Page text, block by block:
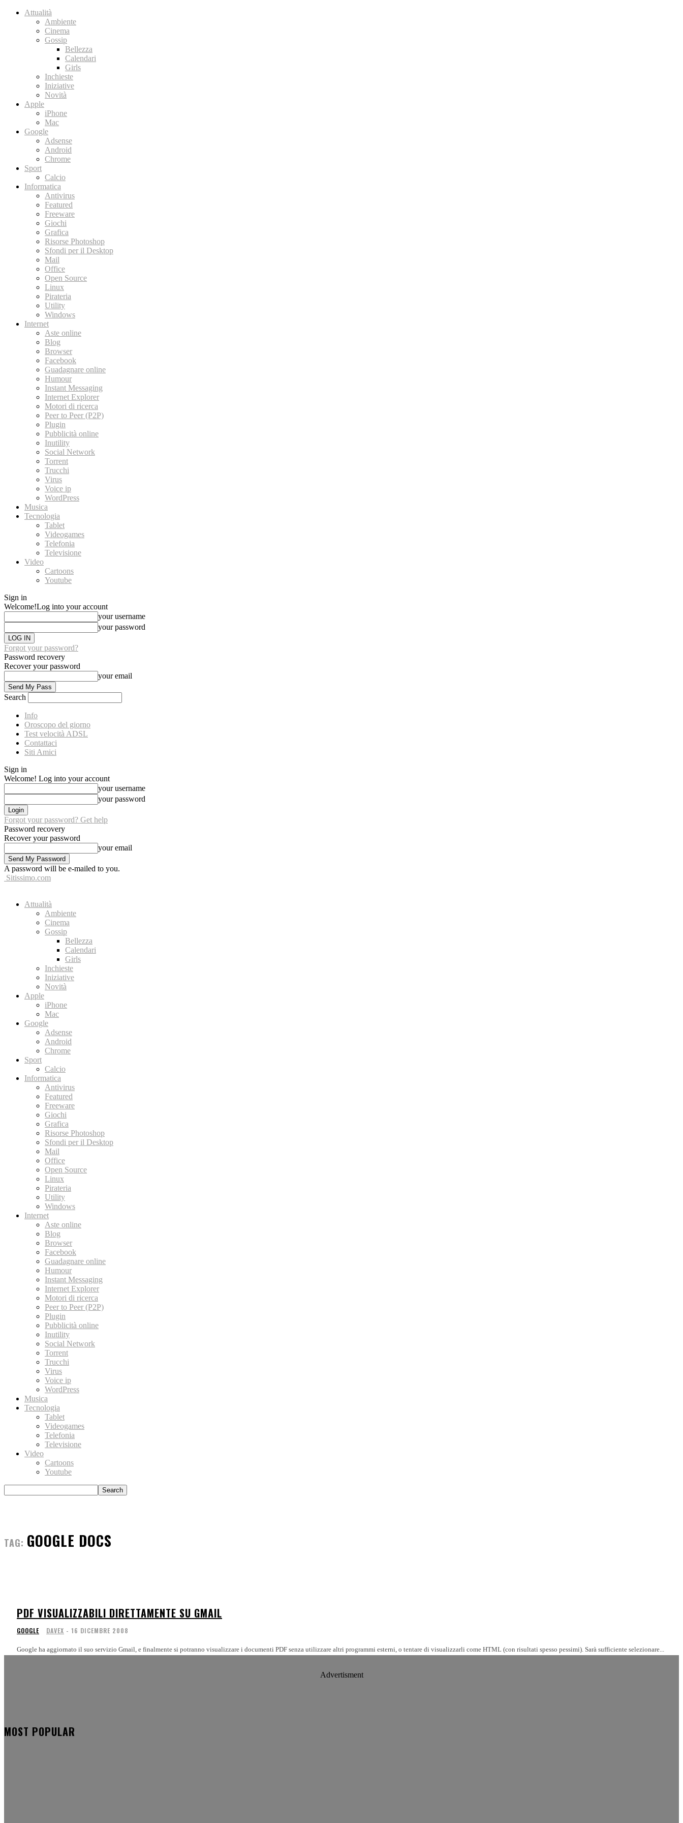
Attualità
Ambiente
Cinema
Gossip
Bellezza
Calendari
Girls
Inchieste
Iniziative
Novità
Apple
iPhone
Mac
Google
Adsense
Android
Chrome
Sport
Calcio
Informatica
Antivirus
Featured
Freeware
Giochi
Grafica
Risorse Photoshop
Sfondi per il Desktop
Mail
Office
Open Source
Linux
Pirateria
Utility
Windows
Internet
Aste online
Blog
Browser
Facebook
Guadagnare online
Humour
Instant Messaging
Internet Explorer
Motori di ricerca
Peer to Peer (P2P)
Plugin
Pubblicità online
Inutility
Social Network
Torrent
Trucchi
Virus
Voice ip
WordPress
Musica
Tecnologia
Tablet
Videogames
Telefonia
Televisione
Video
Cartoons
Youtube
Sign in
Welcome!Log into your account
your username
your password
Forgot your password?
Password recovery
Recover your password
your email
Search
Info
Oroscopo del giorno
Test velocità ADSL
Contattaci
Siti Amici
Sign in
Welcome! Log into your account
your username
your password
Forgot your password? Get help
Password recovery
Recover your password
your email
A password will be e-mailed to you.
Sitissimo.com
Attualità
Ambiente
Cinema
Gossip
Bellezza
Calendari
Girls
Inchieste
Iniziative
Novità
Apple
iPhone
Mac
Google
Adsense
Android
Chrome
Sport
Calcio
Informatica
Antivirus
Featured
Freeware
Giochi
Grafica
Risorse Photoshop
Sfondi per il Desktop
Mail
Office
Open Source
Linux
Pirateria
Utility
Windows
Internet
Aste online
Blog
Browser
Facebook
Guadagnare online
Humour
Instant Messaging
Internet Explorer
Motori di ricerca
Peer to Peer (P2P)
Plugin
Pubblicità online
Inutility
Social Network
Torrent
Trucchi
Virus
Voice ip
WordPress
Musica
Tecnologia
Tablet
Videogames
Telefonia
Televisione
Video
Cartoons
Youtube
TAG: GOOGLE DOCS
PDF VISUALIZZABILI DIRETTAMENTE SU GMAIL
GOOGLE DAVEX - 16 DICEMBRE 2008
Google ha aggiornato il suo servizio Gmail, e finalmente si potranno visualizzare i documenti PDF senza utilizzare altri programmi esterni, o tentare di visualizzarli come HTML (con risultati spesso pessimi). Sarà sufficiente selezionare...
Advertisment
MOST POPULAR